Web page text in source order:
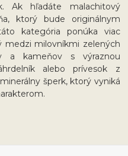
Ak hľadáte malachitový
ktorý bude originálnym
kategória ponúka viac
medzi milovníkmi zelených
a kameňov s výraznou
alebo prívesok z
šperk, ktorý vyniká